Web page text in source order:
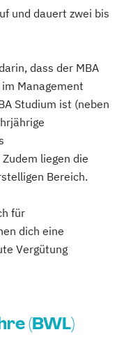
und dauert zwei bis
dass der MBA
Management
Studium ist (neben
liegen die
Bereich.
für
dich eine
Vergütung
(BWL)